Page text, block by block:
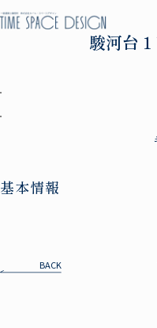
駿河台
基本情報
BACK